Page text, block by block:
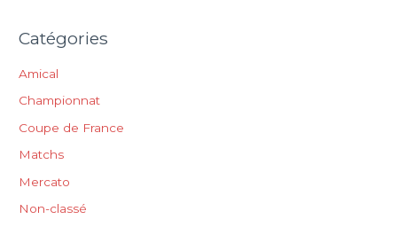
Catégories
Amical
Championnat
Coupe de France
Matchs
Mercato
Non-classé